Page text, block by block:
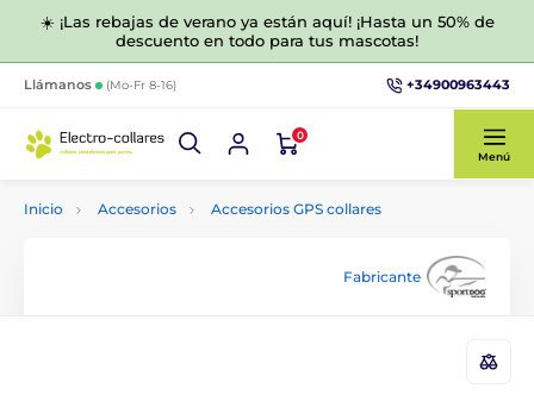
☀️ ¡Las rebajas de verano ya están aquí! ¡Hasta un 50% de
descuento en todo para tus mascotas!
Llámanos (Mo-Fr 8-16) +34900963443
0
Menú
Inicio Accesorios Accesorios GPS collares
Fabricante